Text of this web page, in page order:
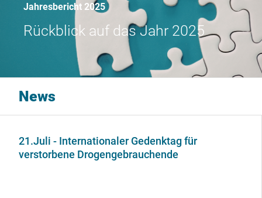
Jahresbericht 2025
Rückblick auf das Jahr 2025
News
21.Juli - Internationaler Gedenktag für
verstorbene Drogengebrauchende